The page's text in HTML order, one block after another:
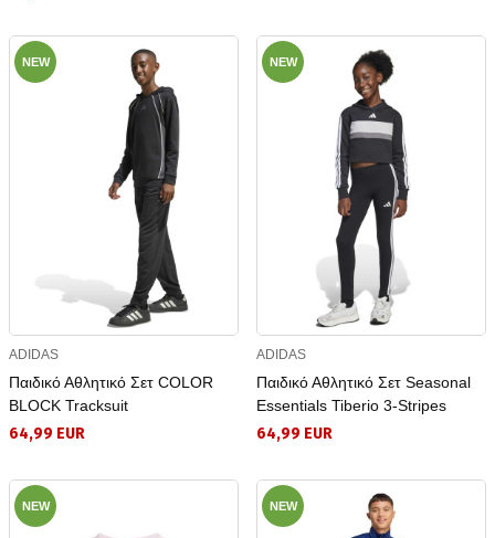
NEW
ADIDAS
Παιδικό Αθλητικό Σετ COLOR
BLOCK Tracksuit
64,99 EUR
NEW
ADIDAS
Παιδικό Αθλητικό Σετ Seasonal
Essentials Tiberio 3-Stripes
64,99 EUR
NEW NEW